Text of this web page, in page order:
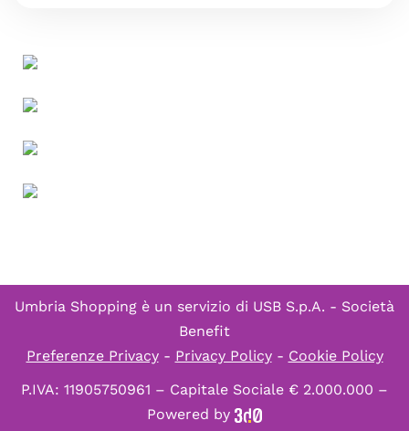
Umbria Shopping è un servizio di USB S.p.A. - Società
Benefit
Preferenze Privacy- Privacy Policy- Cookie Policy
P.IVA: 11905750961 – Capitale Sociale € 2.000.000 –
Powered by